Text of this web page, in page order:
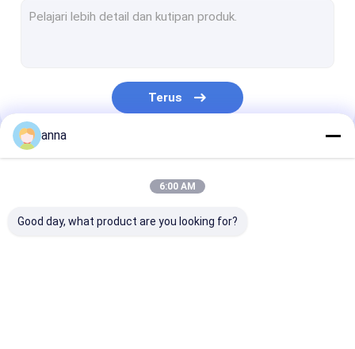
Layar sentuh industri
Layar Sentuh Kapasitif TFT
Layar Sentuh Resistif TFT
Terus
Kategori Kami
anna
6:00 AM
Good day, what product are you looking for?